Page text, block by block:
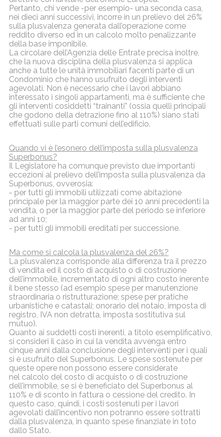
Pertanto, chi vende -per esempio- una seconda casa,
nei dieci anni successivi, incorre in un prelievo del 26%
sulla plusvalenza generata dall’operazione come
reddito diverso ed in un calcolo molto penalizzante
della base imponibile.
La circolare dell’Agenzia delle Entrate precisa inoltre,
che la nuova disciplina della plusvalenza si applica
anche a tutte le unità immobiliari facenti parte di un
Condominio che hanno usufruito degli interventi
agevolati. Non è necessario che i lavori abbiano
interessato i singoli appartamenti, ma è sufficiente che
gli interventi cosiddetti “trainanti” (ossia quelli principali
che godono della detrazione fino al 110%) siano stati
effettuati sulle parti comuni dell’edificio.
Quando vi è l’esonero dell’imposta sulla plusvalenza
Superbonus?
Il Legislatore ha comunque previsto due importanti
eccezioni al prelievo dell’imposta sulla plusvalenza da
Superbonus, ovverosia:
- per tutti gli immobili utilizzati come abitazione
principale per la maggior parte dei 10 anni precedenti la
vendita, o per la maggior parte del periodo se inferiore
ad anni 10;
- per tutti gli immobili ereditati per successione.
Ma come si calcola la plusvalenza del 26%?
La plusvalenza corrisponde alla differenza tra il prezzo
di vendita ed il costo di acquisto o di costruzione
dell’immobile, incrementato di ogni altro costo inerente
il bene stesso (ad esempio spese per manutenzione
straordinaria o ristrutturazione; spese per pratiche
urbanistiche e catastali; onorario del notaio, imposta di
registro, IVA non detratta, imposta sostitutiva sul
mutuo).
Quanto ai suddetti costi inerenti, a titolo esemplificativo,
si consideri il caso in cui la vendita avvenga entro
cinque anni dalla conclusione degli interventi per i quali
si è usufruito del Superbonus. Le spese sostenute per
queste opere non possono essere considerate
nel calcolo del costo di acquisto o di costruzione
dell’immobile, se si è beneficiato del Superbonus al
110% e di sconto in fattura o cessione del credito. In
questo caso, quindi, i costi sostenuti per i lavori
agevolati dall’incentivo non potranno essere sottratti
dalla plusvalenza, in quanto spese finanziate in toto
dallo Stato.